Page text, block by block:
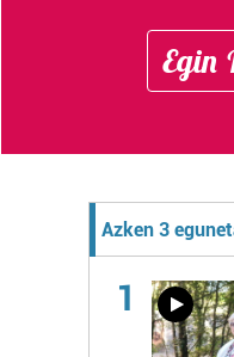
Egin
Azken 3
1